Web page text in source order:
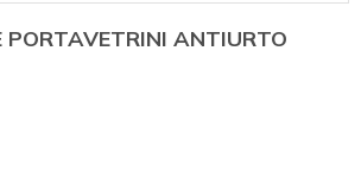
PORTAVETRINI ANTIURTO